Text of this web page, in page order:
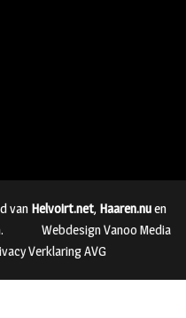
van Helvoirt.net, Haaren.nuen
Webdesign Vanoo Media
Verklaring AVG